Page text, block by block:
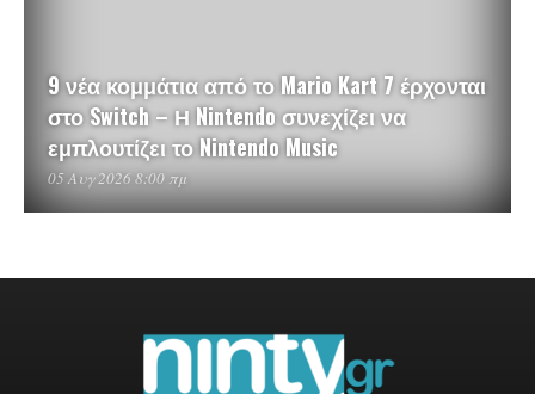
9 νέα κομμάτια από το Mario Kart 7 έρχονται
στο Switch – Η Nintendo συνεχίζει να
εμπλουτίζει το Nintendo Music
05 Αυγ 2026 8:00 πμ